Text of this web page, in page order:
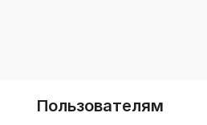
Пользователям